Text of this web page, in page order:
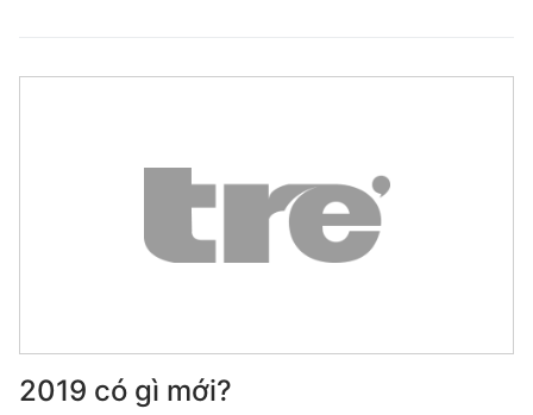
2019 có gì mới?